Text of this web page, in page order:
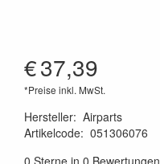
€37,39
*Preise inkl. MwSt.
Hersteller: Airparts
Artikelcode: 051306076